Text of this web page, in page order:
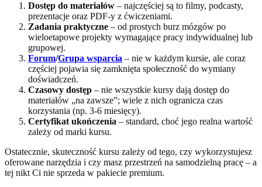
Dostęp do materiałów – najczęściej są to filmy, podcasty,
prezentacje oraz PDF-y z ćwiczeniami.
Zadania praktyczne – od prostych burz mózgów po
wieloetapowe projekty wymagające pracy indywidualnej lub
grupowej.
Forum/Grupa wsparcia – nie w każdym kursie, ale coraz
częściej pojawia się zamknięta społeczność do wymiany
doświadczeń.
Czasowy dostęp – nie wszystkie kursy dają dostęp do
materiałów „na zawsze”; wiele z nich ogranicza czas
korzystania (np. 3-6 miesięcy).
Certyfikat ukończenia – standard, choć jego realna wartość
zależy od marki kursu.
Ostatecznie, skuteczność kursu zależy od tego, czy wykorzystujesz
oferowane narzędzia i czy masz przestrzeń na samodzielną pracę – a
tej nikt Ci nie sprzeda w pakiecie premium.